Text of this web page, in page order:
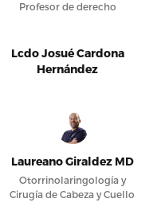
Profesor de derecho
Lcdo Josué Cardona
Hernández
Laureano Giraldez MD
Otorrinolaringología y
Cirugía de Cabeza y Cuello